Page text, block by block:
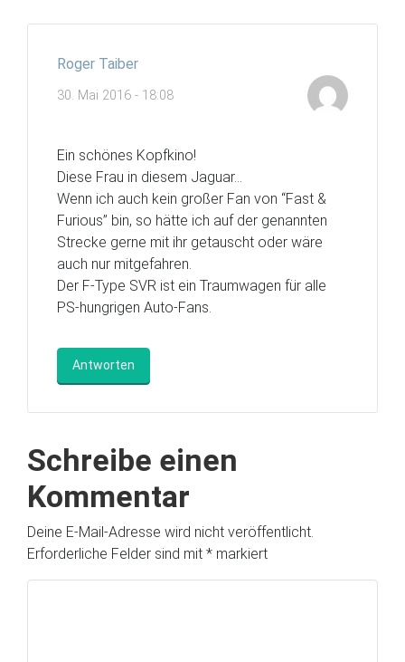
Roger Taiber
30. Mai 2016 - 18:08
Ein schönes Kopfkino!
Diese Frau in diesem Jaguar…
Wenn ich auch kein großer Fan von “Fast &
Furious” bin, so hätte ich auf der genannten
Strecke gerne mit ihr getauscht oder wäre
auch nur mitgefahren.
Der F-Type SVR ist ein Traumwagen für alle
PS-hungrigen Auto-Fans.
Antworten
Schreibe einen
Kommentar
Deine E-Mail-Adresse wird nicht veröffentlicht.
Erforderliche Felder sind mit * markiert